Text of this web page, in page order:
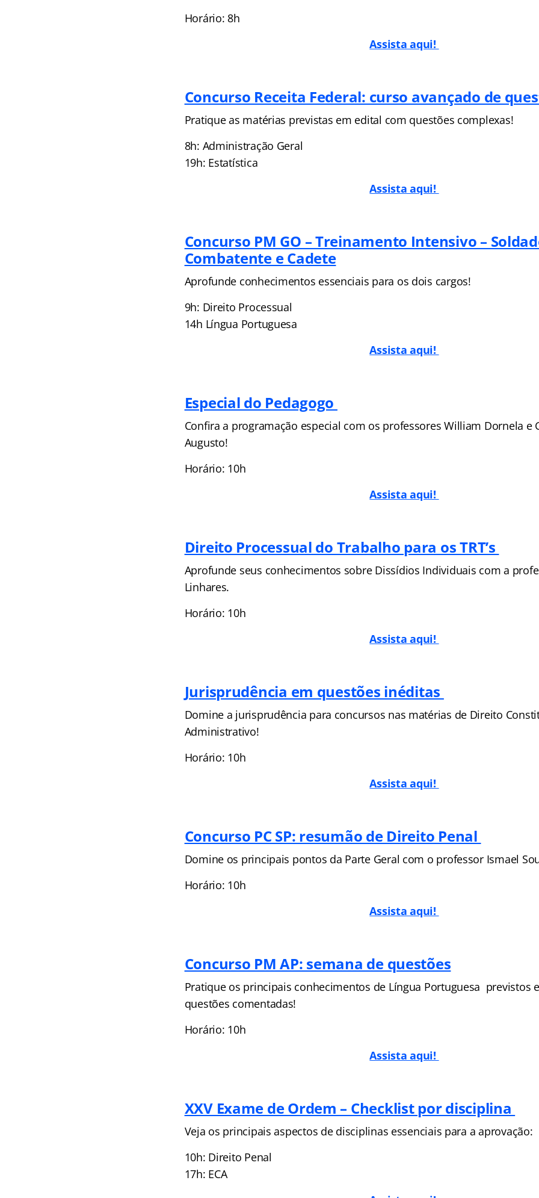
Horário: 8h
Assista aqui!
Concurso Receita Federal: curso avançado de
Pratique as matérias previstas em edital com questões complexas!
8h: Administração Geral
19h: Estatística
Assista aqui!
Concurso PM GO – Treinamento Intensivo –
Combatente e Cadete
Aprofunde conhecimentos essenciais para os dois cargos!
9h: Direito Processual
14h Língua Portuguesa
Assista aqui!
Especial do Pedagogo
Confira a programação especial com os professores William Dornela e
Augusto!
Horário: 10h
Assista aqui!
Direito Processual do Trabalho para os TRT’s
Aprofunde seus conhecimentos sobre Dissídios Individuais com a
Linhares.
Horário: 10h
Assista aqui!
Jurisprudência em questões inéditas
Domine a jurisprudência para concursos nas matérias de Direito
Administrativo!
Horário: 10h
Assista aqui!
Concurso PC SP: resumão de Direito Penal
Domine os principais pontos da Parte Geral com o professor Ismael
Horário: 10h
Assista aqui!
Concurso PM AP: semana de questões
Pratique os principais conhecimentos de Língua Portuguesa previstos
questões comentadas!
Horário: 10h
Assista aqui!
XXV Exame de Ordem – Checklist por disciplina
Veja os principais aspectos de disciplinas essenciais para a aprovação:
10h: Direito Penal
17h: ECA